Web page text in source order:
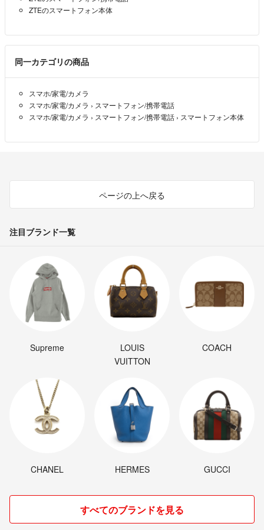
ZTEのスマートフォン本体
同一カテゴリの商品
スマホ/家電/カメラ
スマホ/家電/カメラ › スマートフォン/携帯電話
スマホ/家電/カメラ › スマートフォン/携帯電話 › スマートフォン本体
ページの上へ戻る
注目ブランド一覧
Supreme
LOUIS
VUITTON
COACH
CHANEL HERMES GUCCI
すべてのブランドを見る